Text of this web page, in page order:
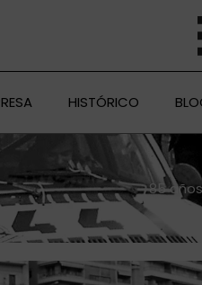
HISTÓRICO
85